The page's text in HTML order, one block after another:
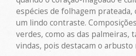
espécies de folhagem prateada,
um lindo contraste.
verdes, como as das palmeiras,
vindas, pois destacam o arbusto